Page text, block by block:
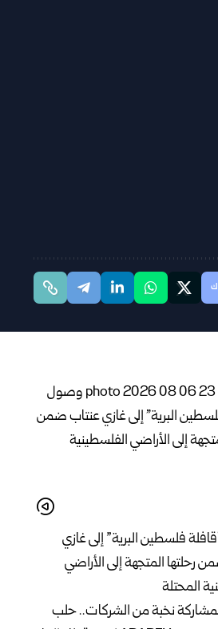
فلسطين البرية” إلى غازي
رحلتها المتجهة إلى الأراضي
المحتلة